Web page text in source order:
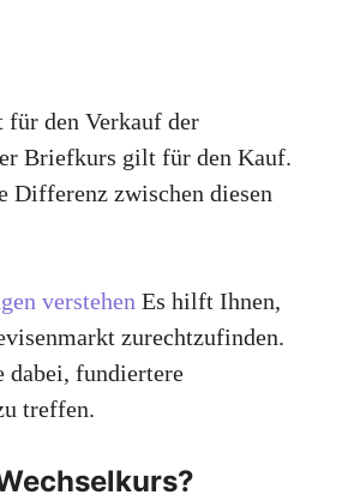
den Verkauf der
Briefkurs gilt für den Kauf.
Differenz zwischen diesen
verstehen Es hilft Ihnen,
zurechtzufinden.
dabei, fundiertere
treffen.